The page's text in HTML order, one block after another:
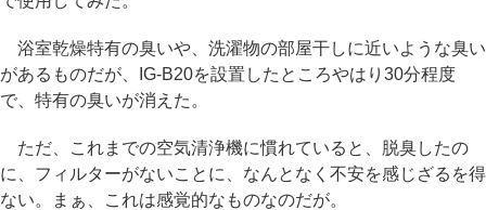
浴室乾燥特有の臭いや、洗濯物の部屋干しに近いような臭い
があるものだが、IG-B20を設置したところやはり30分程度
で、特有の臭いが消えた。
ただ、これまでの空気清浄機に慣れていると、脱臭したの
に、フィルターがないことに、なんとなく不安を感じざるを得
ない。まぁ、これは感覚的なものなのだが。